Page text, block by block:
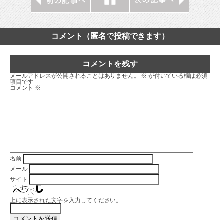
コメント（匿名で投稿できます）
コメントを残す
メールアドレスが公開されることはありません。 ※ が付いている欄は必須
項目です
コメント ※
名前
メール
サイト
上に表示された文字を入力してください。